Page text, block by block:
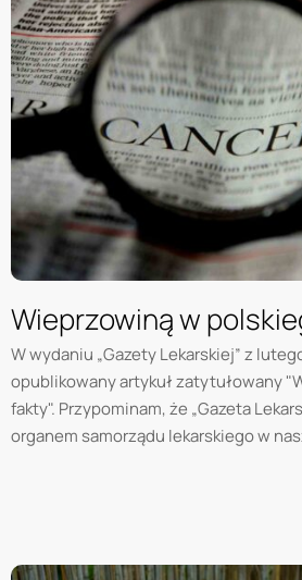
Wieprzowiną w
W wydaniu „Gazety Lekarskiej” z
opublikowany artykuł zatytułowany
fakty". Przypominam, że „Gazeta
organem samorządu lekarskiego w